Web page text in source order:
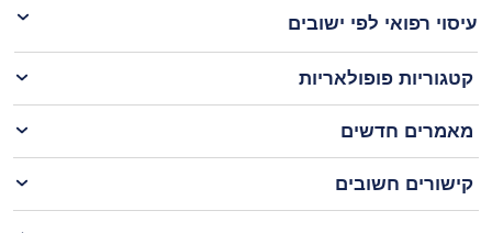
עיסוי רפואי לפי ישובים
קטגוריות פופולאריות
מאמרים חדשים
קישורים חשובים